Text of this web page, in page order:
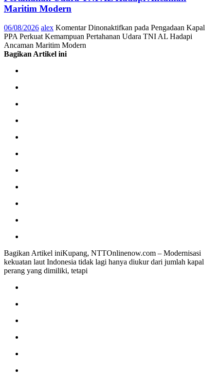
Maritim Modern
06/08/2026 alex Komentar Dinonaktifkan pada Pengadaan Kapal
PPA Perkuat Kemampuan Pertahanan Udara TNI AL Hadapi
Ancaman Maritim Modern
Bagikan Artikel ini
Bagikan Artikel iniKupang, NTTOnlinenow.com – Modernisasi
kekuatan laut Indonesia tidak lagi hanya diukur dari jumlah kapal
perang yang dimiliki, tetapi